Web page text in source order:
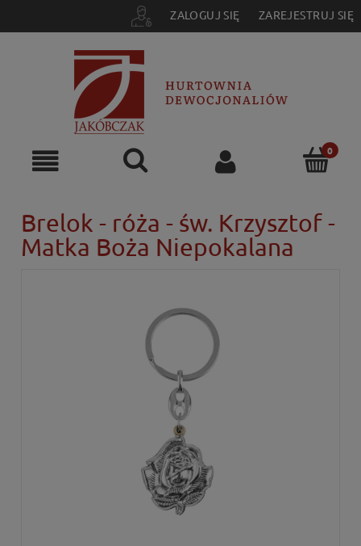
ZALOGUJ SIĘ ZAREJESTRUJ SIĘ
Brelok - róża - św. Krzysztof -
Matka Boża Niepokalana